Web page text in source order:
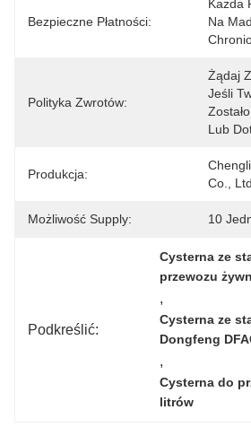
Bezpieczne Płatności:
Każda
Na
Polityka Zwrotów:
Żądaj
Jeśli
Lub
Produkcja:
Co., Ltd
Możliwość Supply: 10
Podkreślić:
Cysterna ze
przewozu
,
Cysterna ze
Dongfeng
,
Cysterna do
litrów